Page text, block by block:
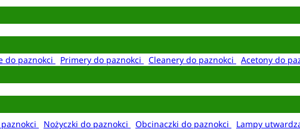
do paznokci Primery do paznokci Cleanery do paznokci
Acetony do
Nożyczki do paznokci Obcinaczki do paznokci Lampy